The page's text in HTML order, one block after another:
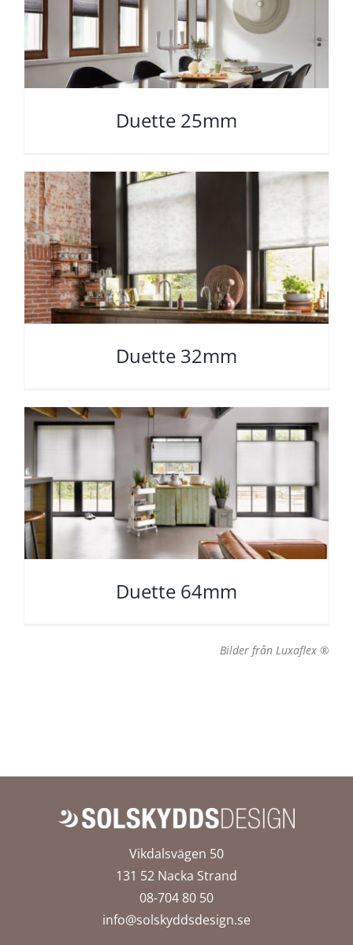
Duette 25mm
Duette 32mm
Duette 64mm
Bilder från Luxaflex ®
Vikdalsvägen 50
131 52 Nacka Strand
08-704 80 50
info@solskyddsdesign.se